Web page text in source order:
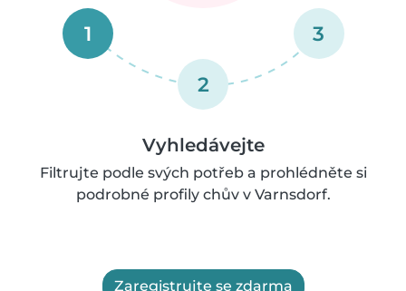
1
2
3
Vyhledávejte
Filtrujte podle svých potřeb a prohlédněte si
podrobné profily chův v Varnsdorf.
Zaregistrujte se zdarma